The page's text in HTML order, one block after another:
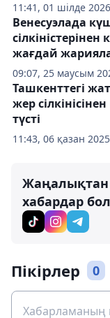
11:41, 01 шілде 2026
09:07, 25 маусым
Венесуэлада
жағдай
11:43, 06 қазан 2025
Ташкенттегі
жер
түсті
Жаңалықтан
хабардар
Пікірлер 0